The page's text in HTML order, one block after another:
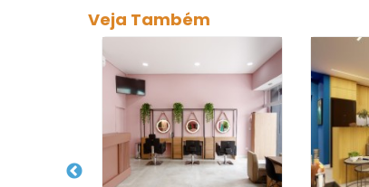
Veja Também